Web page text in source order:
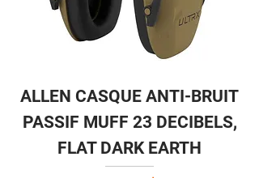
ALLEN CASQUE ANTI-BRUIT
PASSIF MUFF 23 DECIBELS,
FLAT DARK EARTH